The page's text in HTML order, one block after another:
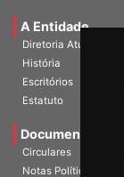
A Entidade
Diretoria Atual
História
Escritórios
Estatuto
Documentos
Circulares
Notas Políticas